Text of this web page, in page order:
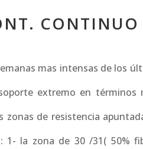
CONTINUO
mas intensas de los
extremo en
zonas de resistencia
1- la zona de 30 /31( 50%